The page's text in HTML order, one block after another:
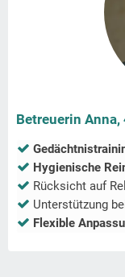
Betreuerin
Hygienische
Rücksicht auf
Unterstützung
Flexible